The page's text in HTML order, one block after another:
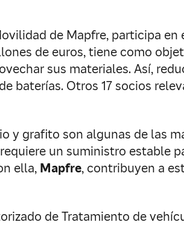
de Mapfre, participa en
de euros, tiene como
sus materiales. Así,
baterías. Otros 17 socios
y grafito son algunas de las
un suministro estable
ella, Mapfre, contribuyen a
de Tratamiento de